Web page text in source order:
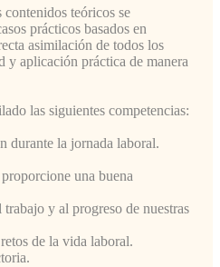
teóricos se
prácticos basados en
asimilación de todos los
y aplicación práctica de manera
las siguientes competencias:
durante la jornada laboral.
una buena
y al progreso de nuestras
de la vida laboral.